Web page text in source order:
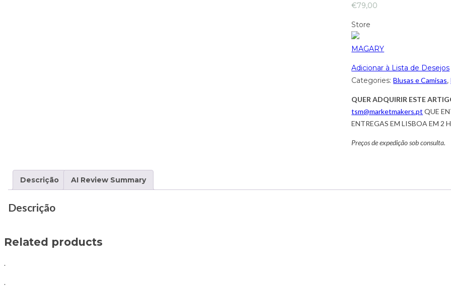
€79,00
Store
MAGARY
Adicionar à Lista de Desejos
Categories:Blusas e Camisas,
QUER ADQUIRIR ESTE
tsm@marketmakers.pt QUE
ENTREGAS EM LISBOA EM 2
Preços de expedição sob consulta.
Descrição AI Review Summary
Descrição
Related products
.
.